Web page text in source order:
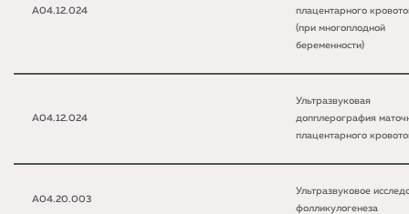
A04.12.024
плацентарного
(при многоплодной
беременности)
A04.12.024
Ультразвуковая
допплерография
плацентарного
A04.20.003
Ультразвуковое
фолликулогенеза